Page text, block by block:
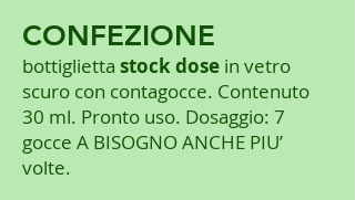
CONFEZIONE
bottiglietta stock dose in vetro
scuro con contagocce. Contenuto
30 ml. Pronto uso. Dosaggio: 7
gocce A BISOGNO ANCHE PIU’
volte.